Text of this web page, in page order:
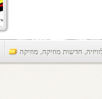
, חדשות מוזיקה, מוזיקה